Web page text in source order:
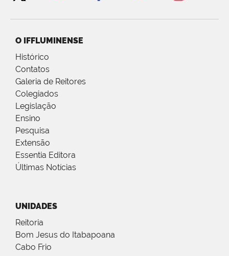
O IFFLUMINENSE
Histórico
Contatos
Galeria de Reitores
Colegiados
Legislação
Ensino
Pesquisa
Extensão
Essentia Editora
Últimas Notícias
UNIDADES
Reitoria
Bom Jesus do Itabapoana
Cabo Frio